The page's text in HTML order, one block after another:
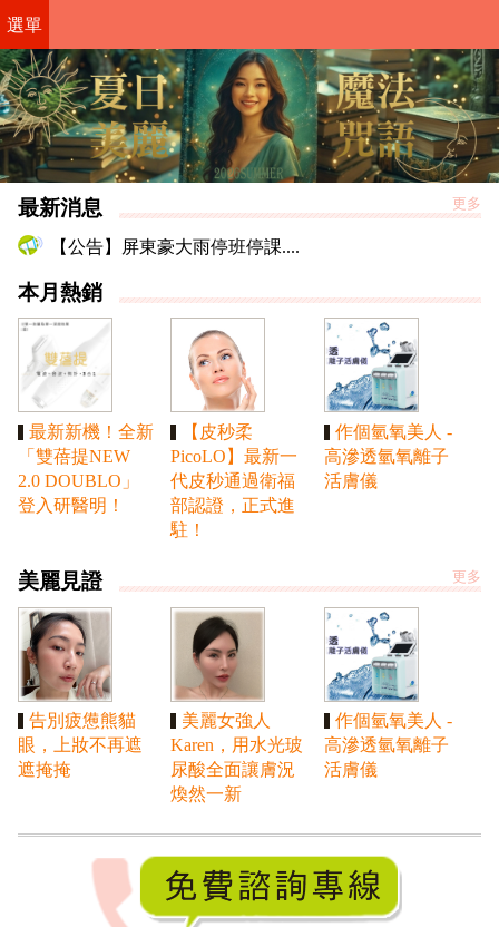
選單
最新消息 更多
【公告】屏東豪大雨停班停課....
本月熱銷
最新新機！全新
「雙蓓提NEW
2.0 DOUBLO」
登入研醫明！
【皮秒柔
PicoLO】最新一
代皮秒通過衛福
部認證，正式進
駐！
作個氫氧美人 -
高滲透氫氧離子
活膚儀
美麗見證 更多
告別疲憊熊貓
眼，上妝不再遮
遮掩掩
美麗女強人
Karen，用水光玻
尿酸全面讓膚況
煥然一新
作個氫氧美人 -
高滲透氫氧離子
活膚儀